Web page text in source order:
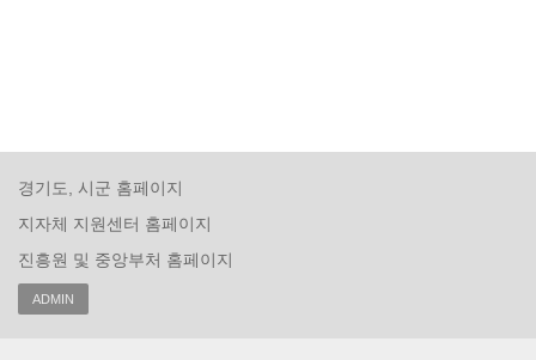
경기도, 시군 홈페이지
지자체 지원센터 홈페이지
진흥원 및 중앙부처 홈페이지
ADMIN